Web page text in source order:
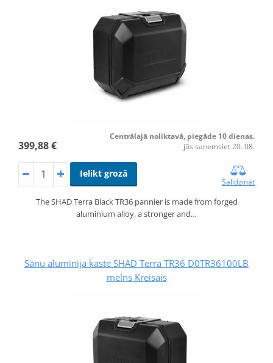
399,88 €
Centrālajā noliktavā, piegāde 10 dienas.
jūs saņemsiet 20. 08.
Ielikt grozā
Salīdzināt
The SHAD Terra Black TR36 pannier is made from forged
aluminium alloy, a stronger and…
Sānu alumīnija kaste SHAD Terra TR36 D0TR36100LB
melns Kreisais